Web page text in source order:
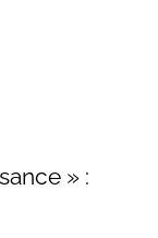
» :